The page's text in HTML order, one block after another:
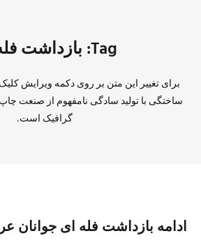
Tag: بازداشت فله ای
برای تغییر این متن بر روی دکمه ویرایش
ساختگی با تولید سادگی نامفهوم از صنعت چاپ
گرافیک است.
ادامه بازداشت فله ای جوانان